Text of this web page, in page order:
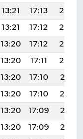
13:21 17:13
20:26
13:21 17:12
20:25
13:20 17:12
20:23
13:20 17:11
20:22
13:20 17:10
20:21
13:20 17:10
20:19
13:20 17:09
20:18
13:20 17:09
20:17